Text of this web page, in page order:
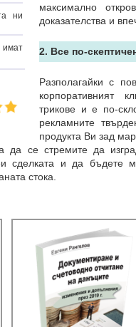
ни
имат
максимално
доказателства и
2. Все по-
Разполагайки с
корпоративният
трикове и е по-
рекламните
продукта Ви зад
да се стремите да
сделката и да бъдете
стока.